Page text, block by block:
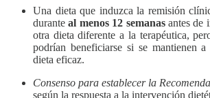
Una dieta que induzca la remisión
duranteal menos 12 semanasantes de
otra dieta diferente a la terapéutica,
podrían beneficiarse si se mantienen
dieta eficaz.
Consenso para establecer la
según la respuesta a la intervención